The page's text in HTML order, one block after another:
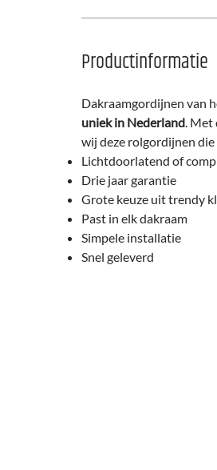
Productinformatie
Dakraamgordijnen van
uniek in Nederland. Met
wij deze rolgordijnen
Lichtdoorlatend of
Drie jaar garantie
Grote keuze uit trendy
Past in elk dakraam
Simpele installatie
Snel geleverd